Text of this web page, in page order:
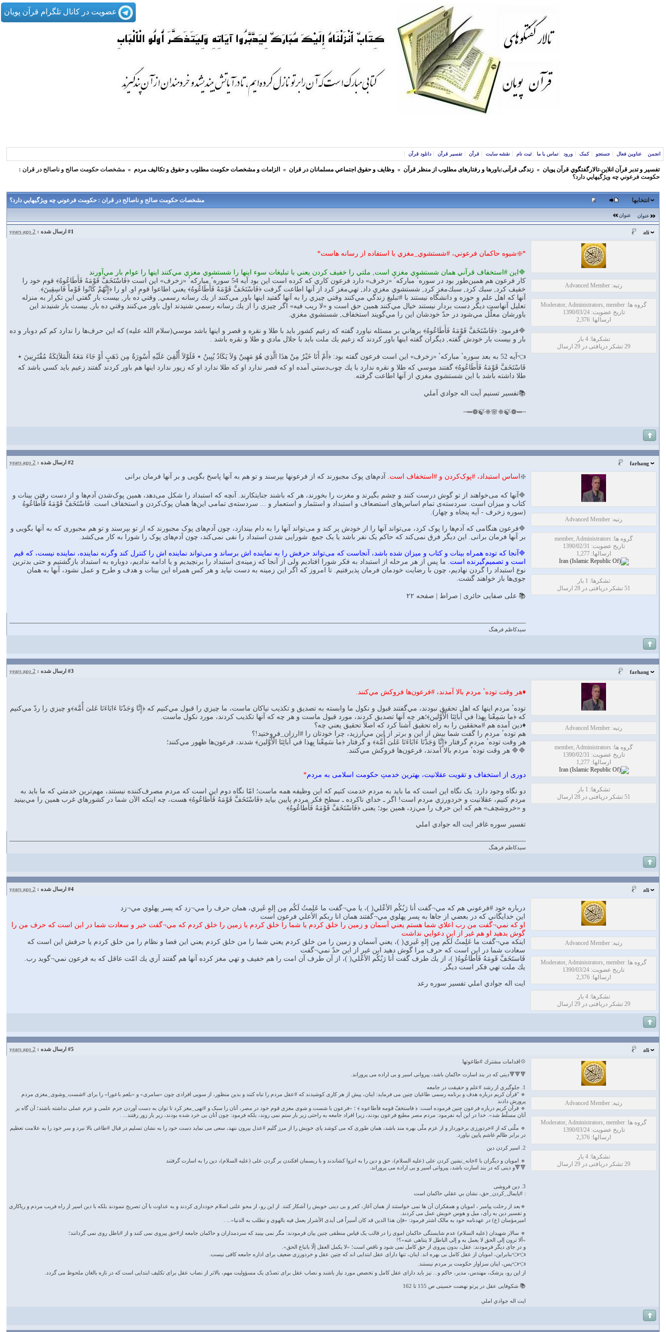
عضویت در کانال تلگرام قرآن پویان
انجمن عناوین فعال جستجو کمک ورود تماس با ما ثبت نام نقشه سایت قرآن تفسیر قرآن دانلود قرآن
تفسير و‌ تدبر قرآن انلاين-تالارگفتگوي قرآن پویان » زندگی قرآنی:باورها و رفتارهای مطلوب از منظر قرآن » وظايف و حقوق اجتماعي مسلمانان در قران » الزامات و مشخصات حكومت مطلوب و حقوق و تكاليف مردم » مشخصات حكومت صالح و ناصالح در قران :
حكومت فرعوني چه ويژگيهايي دارد؟
مشخصات حكومت صالح و ناصالح در قران : حكومت فرعوني چه ويژگيهايي دارد؟ انتخابها
عنوان عنوان
ali
#1 ارسال شده : 2 years ago
رتبه: Advanced Member
گروه ها: Moderator, Administrators, member
تاریخ عضویت: 1390/03/24
ارسالها: 2,376
تشکرها: 4 بار
29 تشکر دریافتی در 29 ارسال
*❇️شيوه حاكمان فرعوني، #شستشوي_مغزي با استفاده از رسانه هاست*
🔷اين #استخفاف قرآني همان شستشوي مغزي است, ملتي را خفيف كردن يعني با تبليغات سوء اينها را شستشوي مغزي مي‌كنند اينها را عوام بار مي‌آورند
كار فرعون هم همين‌طور بود در سورهٴ مباركهٴ «زخرف» دارد فرعون كاري كه كرده است اين بود آيه 54 سورهٴ مباركهٴ «زخرف» اين است ﴿فَاسْتَخَفَّ قَوْمَهُ فَأَطَاعُوهُ﴾ قوم خود را
خفيف كرد, سبك كرد, سبك‌مغز كرد, شستشوي مغزي داد, تهي‌مغز كرد از آنها اطاعت گرفت ﴿فَاسْتَخَفَّ قَوْمَهُ فَأَطَاعُوهُ﴾ يعني اطاعوا قومِ او, او را ﴿إِنَّهُمْ كَانُوا قَوْماً فَاسِقِينَ﴾.
آنها كه اهل علم و حوزه و دانشگاه نيستند با #تبليغ زندگي مي‌كنند وقتي چيزي را به آنها گفتيد اينها باور مي‌كنند از يك رسانه رسمي, وقتي ده بار, بيست بار گفتي اين تكرار به منزله
تعليل آنهاست ديگر دست بردار نيستند خيال مي‌كنند همين حق است و «لا ريب فيه» اگر چيزي را از يك رسانه رسمي شنيدند اول باور مي‌كنند وقتي ده بار, بيست بار شنيدند اين
باورشان معلَّل مي‌شود در حدّ خودشان اين را مي‌گويند استخفاف, شستشوي مغزي.
🔷فرمود: ﴿فَاسْتَخَفَّ قَوْمَهُ فَأَطَاعُوهُ﴾ برهاني بر مسئله نياورد گفته كه زعيم كشور بايد با طلا و نقره و قصر و اينها باشد موسي(سلام الله عليه) كه اين حرف‌ها را ندارد كم كم دوبار و ده
بار و بيست بار خودش گفته, ديگران گفته اينها باور كردند كه زعيم يك ملت بايد با جلال مادي و طلا و نقره باشد .
👈آيه 52 به بعد سورهٴ مباركهٴ «زخرف» اين است فرعون گفته بود: ﴿أَمْ أَنَا خَيْرٌ مِنْ هذَا الَّذِي هُوَ مَهِينٌ وَلاَ يَكَادُ يُبِينُ ٭ فَلَوْلاَ أُلْقِيَ عَلَيْهِ أَسْوِرَةٌ مِن ذَهَبٍ أَوْ جَاءَ مَعَهُ الْمَلاَئِكَةُ مُقْتَرِنِينَ ٭
فَاسْتَخَفَّ قَوْمَهُ فَأَطَاعُوهُ﴾ گفتند موسي كه طلا و نقره ندارد با يك چوب‌دستي آمده او كه قصر ندارد او كه طلا ندارد او كه زيور ندارد اينها هم باور كردند گفتند زعيم بايد كسي باشد كه
طلا داشته باشد با اين شستشوي مغزي از آنها اطاعت گرفته.
📚تفسير تسنيم آيت اله جوادي آملي
┄═❁🍃❈🌸❈🍃❁═┄
farhang
#2 ارسال شده : 2 years ago
رتبه: Advanced Member
گروه ها: member, Administrators
تاریخ عضویت: 1390/02/31
ارسالها: 1,277
تشکرها: 1 بار
51 تشکر دریافتی در 28 ارسال
❇️ اساس استبداد، #پوک‌کردن و #استخفاف است. آدم‏‌هاى پوک مجبورند که از فرعونها بپرسند و تو هم به آنها پاسخ بگويى و بر آنها فرمان برانى
🔷آنها که می‌‏خواهند از تو گوش درست کنند و چشم بگيرند و مغزت را بخورند، هر که باشند جنايت‏کارند. آنچه که استبداد را شکل می‌‏دهد، همين پوک‌شدن آدم‏‌ها و از دست رفتن بينات و
کتاب و ميزان است. سردسته‌‏ى تمام اساس‌‏هاى استضعاف و استبداد و استثمار و استعمار و ... سردسته‌‏ى تمامى اين‌ها همان پوک‌کردن و استخفاف است. فَاسْتَخَفَّ قَوْمَهُ فَأَطاعُوهُ
(سوره زخرف - آيه پنجاه و چهار).
🔷فرعون هنگامى که آدم‌‏ها را پوک کرد، می‌‏تواند آنها را از خودش پر کند و می‌‏تواند آنها را به دام بيندازد، چون آدم‏‌هاى پوک مجبورند که از تو بپرسند و تو هم مجبورى که به آنها بگويى و
بر آنها فرمان برانى. اين ديگر فرق نمی‌‏کند که حاکم يک نفر باشد يا يک جمع. شورايى شدن استبداد را نفى نمی‌کند، چون آدم‏‌هاى پوک را شورا به کار می‌‏کشد.
🔷آنجا که توده همراه بينات و کتاب و ميزان شده باشد، آنجاست که می‌تواند حرفش را به نماينده ‏اش برساند و می‌‏تواند نماينده‏ اش را کنترل کند وگرنه نماينده، نماينده نيست، که قیم
است و تصميم‌گيرنده است. ما پس از هر مرحله از استبداد به فکر شورا افتاديم ولى از آنجا که زمينه‌‏ى استبداد را برنچيديم و يا ادامه نداديم، دوباره به استبداد بازگشتيم و حتى بدترين
نوع استبداد را گردن نهاديم، چون با رضايت خودمان فرمان پذيرفتيم. تا امروز که اگر اين زمينه به دست نيايد و هر کس همراه اين بينات و هدف و طرح و عمل نشود، آب‏ها به همان
جوی‌‏ها باز خواهند گشت.
📚 علی صفایی حائری | صراط | صفحه ۲۲
سیدکاظم فرهنگ
farhang
#3 ارسال شده : 2 years ago
رتبه: Advanced Member
گروه ها: member, Administrators
تاریخ عضویت: 1390/02/31
ارسالها: 1,277
تشکرها: 1 بار
51 تشکر دریافتی در 28 ارسال
♦هر وقت تودهٴ مردم بالا آمدند، #فرعون‌ها فروکش مي‌کنند.
تودهٴ مردم اينها که اهل تحقيق نبودند، مي‌گفتند قبول و نکول ما وابسته به تصديق و تکذيب نياکان ماست، ما چيزي را قبول مي‌کنيم که ﴿إِنَّا وَجَدْنَا ءَابَاءَنَا عَلیَ أُمَّة﴾و چيزي را ردّ مي‌کنيم
که ﴿ما سَمِعْنا بِهذا في‌ آبائِنَا الْأَوَّلين﴾؛هر چه آنها تصديق کردند، مورد قبول ماست و هر چه که آنها تکذيب کردند، مورد نکول ماست.
♦دين آمده هم #محققين را به راه تحقيق آشنا کرد که اصلاً تحقيق يعني چه؟
هم تودهٴ مردم را گفت شما بيش از اين و برتر از اين مي‌ارزيد، چرا خودتان را #ارزان_فروختيد!؟
هر وقت تودهٴ مردم گرفتار ﴿إِنَّا وَجَدْنَا ءَابَاءَنَا عَلیَ أُمَّة﴾ و گرفتار ﴿ما سَمِعْنا بِهذا في‌ آبائِنَا الْأَوَّلين﴾ شدند، فرعون‌ها ظهور مي‌کنند؛
🔷🔷 هر وقت تودهٴ مردم بالا آمدند، فرعون‌ها فروکش مي‌کنند.
دوری از استخفاف و تقويت عقلانيت، بهترين خدمتِ حکومت اسلامی به مردم*
دو نگاه وجود دارد: يک نگاه اين است که ما بايد به مردم خدمت کنيم که اين وظيفه همه ماست؛ امّا نگاه دوم اين است که مردم مصرف‌کننده نيستند، مهم‌ترين خدمتي که ما بايد به
مردم کنيم، عقلانيت و خردورزي مردم است! اگر ـ خداي ناکرده ـ سطح فکر مردم پايين بيايد ﴿فَاسْتَخَفَّ قَوْمَهُ فَأَطاعُوهُ﴾ هست، چه اينکه الآن شما در کشورهاي غرب همين را مي‌بينيد
و «خروشچف» هم که اين حرف را مي‌زد، همين بود؛ يعنی ﴿فَاسْتَخَفَّ قَوْمَهُ فَأَطاعُوهُ﴾
تفسير سوره غافر ايت اله جوادي املي
سیدکاظم فرهنگ
ali
#4 ارسال شده : 2 years ago
رتبه: Advanced Member
گروه ها: Moderator, Administrators, member
تاریخ عضویت: 1390/03/24
ارسالها: 2,376
تشکرها: 4 بار
29 تشکر دریافتی در 29 ارسال
درباره خود #فرعوني هم كه مي¬گفت أنا رَبُكُم الأعْلي( )، يا مي¬گفت ما عَلِمتُ لَكُم مِن إلهٍ غَيري، همان حرف را مي¬زد كه پسر پهلوي مي¬زد
اين خدايگاني كه در بعضي از جاها به پسر پهلوي مي¬گفتند همان انا ربكم الأعلي فرعون است
او كه نمي¬گفت من رب اعلاي شما هستم يعني آسمان و زمين را خلق كردم يا شما را خلق كردم يا زمين را خلق كردم كه مي¬گفت خير و سعادت شما در اين است كه حرف من را
گوش بدهيد او هم غير از اين دعوايي نداشت
اينكه مي¬گفت ما عَلِمتُ لَكُم مِن إلهٍ غَيري( )، يعني آسمان و زمين را من خلق كردم يعني شما را من خلق كردم يعني اين فضا و نظام را من خلق كردم يا حرفش اين است كه
سعادت شما در اين است كه حرف مرا گوش دهيد اين غير از اين حدّ نمي¬گفت
فَاستَخَفَّ قَومَهُ فَأطَاعُوهُ( )، از يك طرف گفت أنا رَبُكُم الأعْلي( )، از آن طرف آن امت را هم خفيف و تهي مغز كرده آنها هم گفتند آري يك امّت عاقل كه به فرعون نمي¬گويد رب.
يك ملت تهي فكر است ديگر .
ايت اله جوادي املي تفسير سوره رعد
ali
#5 ارسال شده : 2 years ago
رتبه: Advanced Member
گروه ها: Moderator, Administrators, member
تاریخ عضویت: 1390/03/24
ارسالها: 2,376
تشکرها: 4 بار
29 تشکر دریافتی در 29 ارسال
💠اقدامات مشترك #طاغوتها
🔻🔻🔻دینی که در بند اسارت حاكمان باشد، پیروانی اسیر و بی اراده می پروراند.
1. جلوگيري از رشد #علم و حقيقت در جامعه
🔹 "قرآن کریم درباره هدف و برنامه رسمی طاغیان چنین می فرماید: اینان، پیش از هر کاری کوشیدند که #عقل مردم را تباه کنند و بدین منظور، از سویی افرادی چون «سامری» و «بلعم باعورا» را برای #شست_وشوی_مغزی مردم
پرورش دادند
🔹 قرآن کریم درباره فرعون چنین فرموده است: ﴿ فاستخفّ قومه فأطاعوه ﴾ ؛ «فرعون با شست و شوی مغزی قوم خود در مصر، آنان را سبک و #تهی_مغز کرد تا توان به دست آوردن جزم علمی و عزم عملی نداشته باشند؛ آن گاه بر
آنان مسلّط شد». خدا در این آیه نفرمود: مردم مصر مطیع فرعون بودند، زیرا افراد جامعه به راحتی زیر بار ستم نمی روند، بلکه فرمود: چون آنان بی خرد شده بودند، زیر بار زور رفتند... .
🔹 ملّتی که از #خردورزی برخوردار و از عزم ملّی بهره مند باشد، همان طوری که می کوشد پای خویش را از مرز گلیم #عدل بیرون ننهد، سعی می نماید دست خود را به نشان تسلیم در قبال #طاغی بالا نبرد و سر خود را به علامت تعظیم
در برابر ظالمِ غاشم پایین نیاورد.
2. اسیر کردن دین
🔹 امویان و دیگران با #خانه_نشین کردن علی (علیه السلام)، حق و دین را به انزوا کشاندند و با ریسمان افکندن بر گردن علی (علیه السلام)، دین را به اسارت گرفتند
🔻🔻و دینی که در بند اسارت باشد، پیروانی اسیر و بی اراده می پروراند.
3. دین فروشی
: #پايمال_كردن_حق، نشان بي عقلي حاكمان است
🔹بعد از رحلت پیامبر ، امویان و همفکران آن ها نمی خواستند از همان آغاز، کفر و بی دینی خویش را آشکار کنند. از این رو، از محو علنی اسلام خودداری کردند و به عداوت با آن تصریح ننمودند بلكه با دین اسیر از راه فریب مردم و ریاکاری
و تفسیر دین به رأی، میل و هوس خویش عمل می کردند.
امیرمؤمنان (ع) در عهدنامه خود به مالک اشتر فرمود: «فإن هذا الدین قد کان أسیراً فى أیدى الأشرار یعمل فیه بالهوی و تطلب به الدنیا»... .
🔹 سالار شهیدان (علیه السلام) عدم شایستگی حاکمان اموی را در قالب یک قیاس منطقی چنین بیان فرمودند: مگر نمی بینید که سردمداران و حاکمان جامعه از#حق پیروی نمی کنند و از #باطل روی نمی گردانند؛
«ألا ترون إلی الحق لا یعمل به و إلی الباطل لا یتناهی عنه»؟!
و در جای دیگر فرمودند: عقل، بدون پیروی از حق کامل نمی شود و ناقص است؛ «لا یکمل العقل إلّا باتباع الحق».
👈👈بنابراین، امویان از عقل کامل بی بهره اند. اینان، تنها دارای عقل ابتدایی اند که چنین عقل و خردورزی ضعیف برای اداره جامعه کافی نیست.
👈👈پس، اینان سزاوار حکومت بر مردم نیستند.
از این رو، پزشک، مهندس، مدیر، حاکم و... نیز باید دارای عقل کامل و تخصص مورد نیاز باشند و نصاب عقل برای تصدّی یک مسؤولیت مهم، بالاتر از نصاب عقل برای تکلیف ابتدایی است که در تازه بالغان ملحوظ می گردد.
📚 شکوفایی عقل در پرتو نهضت حسینی ص 155 تا 162
ايت اله جوادي املي